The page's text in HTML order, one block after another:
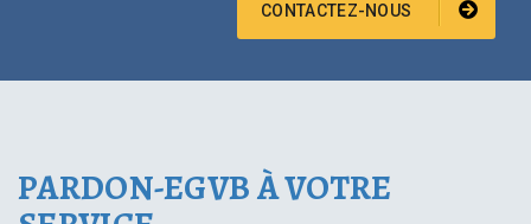
CONTACTEZ-NOUS
PARDON-EGVB À VOTRE